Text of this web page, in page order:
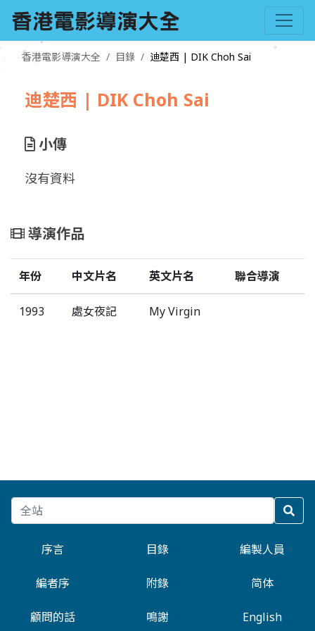
香港電影導演大全 目錄 迪楚西 | DIK Choh Sai
迪楚西 | DIK Choh Sai
小傳
沒有資料
導演作品
年份 中文片名 英文片名 聯合導演
1993 處女夜記 My Virgin
序言 目錄 編製人員
編者序 附錄 简体
顧問的話 鳴謝 English